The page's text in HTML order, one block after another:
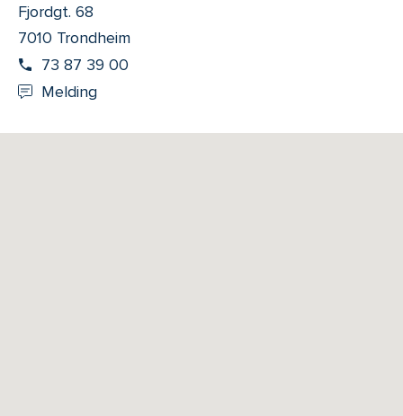
Fjordgt. 68
7010 Trondheim
73 87 39 00
Melding